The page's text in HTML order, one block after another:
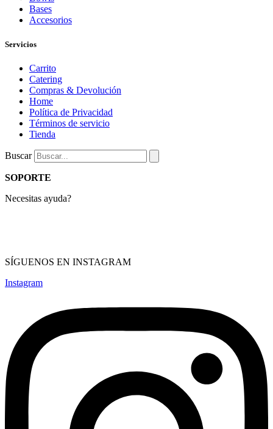
Bases
Accesorios
Servicios
Carrito
Catering
Compras & Devolución
Home
Política de Privacidad
Términos de servicio
Tienda
Buscar
SOPORTE
Necesitas ayuda?
SÍGUENOS EN INSTAGRAM
Instagram